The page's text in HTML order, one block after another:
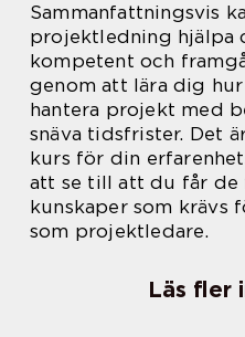
Sammanfattningsvis
projektledning hjälpa
kompetent och
genom att lära dig
hantera projekt med
snäva tidsfrister. Det
kurs för din
att se till att du får de
kunskaper som krävs
som projektledare.
Läs fler